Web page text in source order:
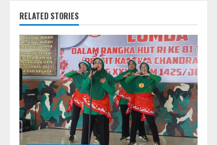
RELATED STORIES